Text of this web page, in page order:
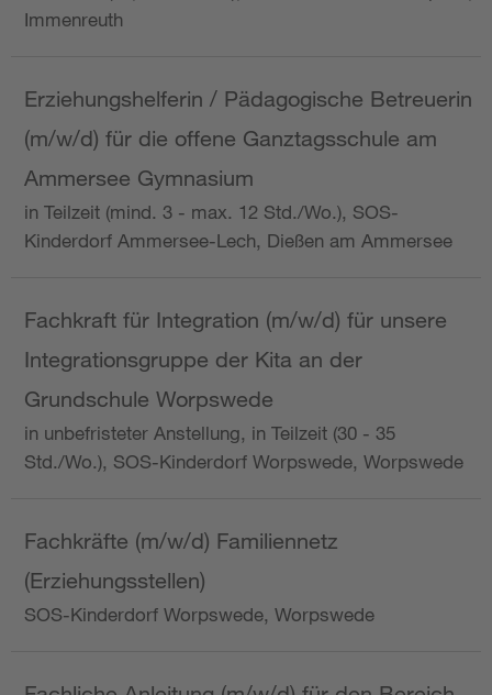
Immenreuth
Erziehungshelferin / Pädagogische Betreuerin
(m/w/d) für die offene Ganztagsschule am
Ammersee Gymnasium
in Teilzeit (mind. 3 - max. 12 Std./Wo.), SOS-
Kinderdorf Ammersee-Lech, Dießen am Ammersee
Fachkraft für Integration (m/w/d) für unsere
Integrationsgruppe der Kita an der
Grundschule Worpswede
in unbefristeter Anstellung, in Teilzeit (30 - 35
Std./Wo.), SOS-Kinderdorf Worpswede, Worpswede
Fachkräfte (m/w/d) Familiennetz
(Erziehungsstellen)
SOS-Kinderdorf Worpswede, Worpswede